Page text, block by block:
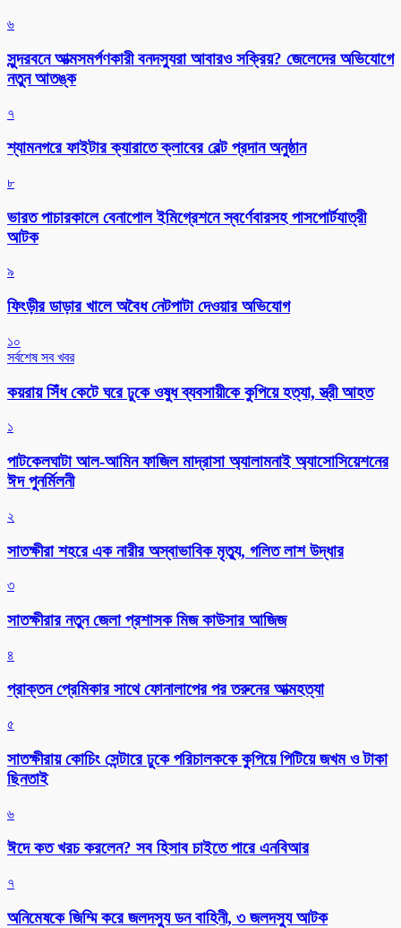
৬
সুন্দরবনে আত্মসমর্পণকারী বনদস্যুরা আবারও সক্রিয়? জেলেদের অভিযোগে
নতুন আতঙ্ক
৭
শ্যামনগরে ফাইটার ক্যারাতে ক্লাবের বেল্ট প্রদান অনুষ্ঠান
৮
ভারত পাচারকালে বেনাপোল ইমিগ্রেশনে স্বর্ণেবারসহ পাসপোর্টযাত্রী
আটক
৯
ফিংড়ীর ডাড়ার খালে অবৈধ নেটপাটা দেওয়ার অভিযোগ
১০
সর্বশেষ সব খবর
কয়রায় সিঁধ কেটে ঘরে ঢুকে ওষুধ ব্যবসায়ীকে কুপিয়ে হত্যা, স্ত্রী আহত
১
পাটকেলঘাটা আল-আমিন ফাজিল মাদ্রাসা অ্যালামনাই অ্যাসোসিয়েশনের
ঈদ পুনর্মিলনী
২
সাতক্ষীরা শহরে এক নারীর অস্বাভাবিক মৃত্যু, গলিত লাশ উদ্ধার
৩
সাতক্ষীরার নতুন জেলা প্রশাসক মিজ কাউসার আজিজ
৪
প্রাক্তন প্রেমিকার সাথে ফোনালাপের পর তরুনের আত্মহত্যা
৫
সাতক্ষীরায় কোচিং সেন্টারে ঢুকে পরিচালককে কুপিয়ে পিটিয়ে জখম ও টাকা
ছিনতাই
৬
ঈদে কত খরচ করলেন? সব হিসাব চাইতে পারে এনবিআর
৭
অনিমেষকে জিম্মি করে জলদস্যু ডন বাহিনী, ৩ জলদস্যু আটক